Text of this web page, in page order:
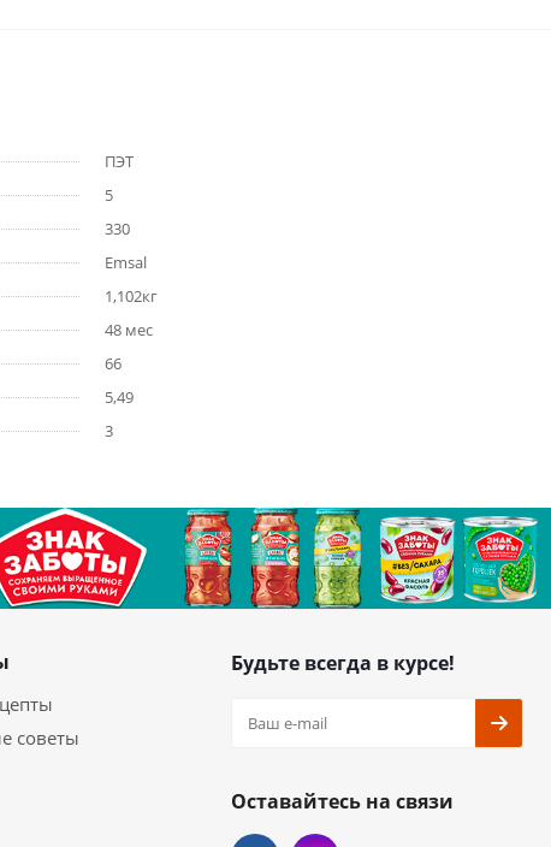
ПЭТ
5
330
Emsal
1,102кг
48 мес
66
5,49
3
советы
Будьте всегда в курсе!
Оставайтесь на связи